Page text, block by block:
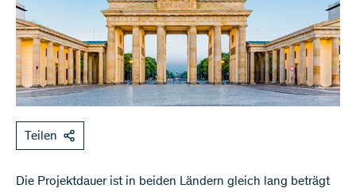
Teilen
Die Projektdauer ist in beiden Ländern gleich lang beträgt